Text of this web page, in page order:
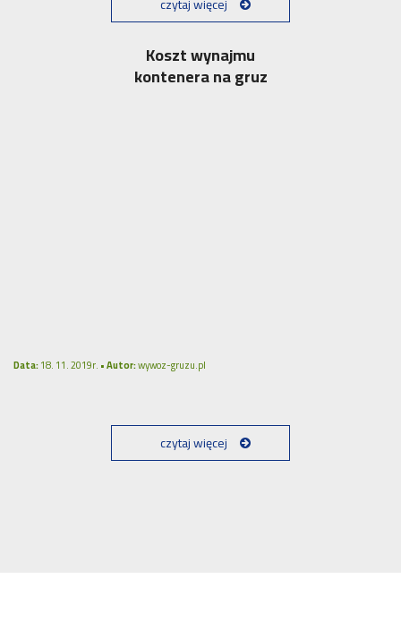
czytaj więcej
Koszt wynajmu
kontenera na gruz
Data:18. 11. 2019r. •Autor:wywoz-gruzu.pl
czytaj więcej